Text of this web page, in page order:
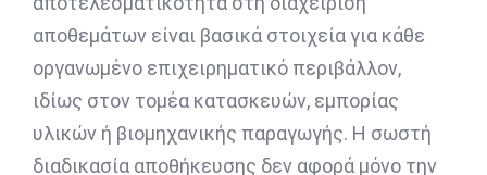
αποθεμάτων είναι βασικά στοιχεία για κάθε
οργανωμένο επιχειρηματικό περιβάλλον,
ιδίως στον τομέα κατασκευών, εμπορίας
υλικών ή βιομηχανικής παραγωγής. Η σωστή
διαδικασία αποθήκευσης δεν αφορά μόνο την